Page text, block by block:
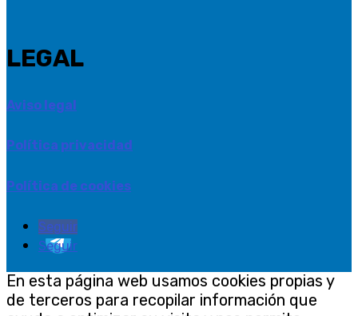
LEGAL
Aviso legal
Política privacidad
Política de cookies
Seguir
Seguir
En esta página web usamos cookies propias y
de terceros para recopilar información que